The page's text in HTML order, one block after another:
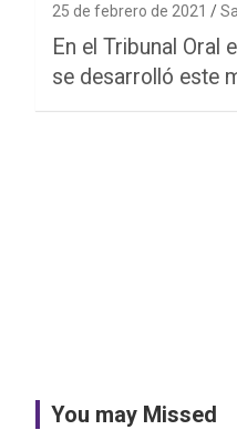
25 de febrero de 2021
En el Tribunal Oral
se desarrolló este
You may Missed